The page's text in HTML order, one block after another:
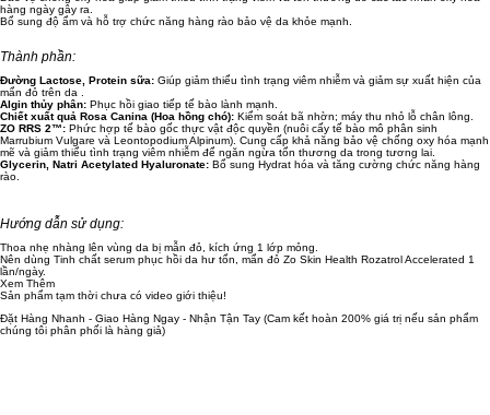
hàng ngày gây ra.
Bổ sung độ ẩm và hỗ trợ chức năng hàng rào bảo vệ da khỏe mạnh.
Thành phần:
Đường Lactose, Protein sữa: Giúp giảm thiểu tình trạng viêm nhiễm và giảm sự xuất hiện của
mẩn đỏ trên da .
Algin thủy phân: Phục hồi giao tiếp tế bào lành mạnh.
Chiết xuất quả Rosa Canina (Hoa hồng chó): Kiểm soát bã nhờn; máy thu nhỏ lỗ chân lông.
ZO RRS 2™: Phức hợp tế bào gốc thực vật độc quyền (nuôi cấy tế bào mô phân sinh
Marrubium Vulgare và Leontopodium Alpinum). Cung cấp khả năng bảo vệ chống oxy hóa mạnh
mẽ và giảm thiểu tình trạng viêm nhiễm để ngăn ngừa tổn thương da trong tương lai.
Glycerin, Natri Acetylated Hyaluronate: Bổ sung Hydrat hóa và tăng cường chức năng hàng
rào.
Hướng dẫn sử dụng:
Thoa nhẹ nhàng lên vùng da bị mẫn đỏ, kích ứng 1 lớp mỏng.
Nên dùng Tinh chất serum phục hồi da hư tổn, mẩn đỏ Zo Skin Health Rozatrol Accelerated 1
lần/ngày.
Xem Thêm
Sản phẩm tạm thời chưa có video giới thiệu!
Đặt Hàng Nhanh - Giao Hàng Ngay - Nhận Tận Tay (Cam kết hoàn 200% giá trị nếu sản phẩm
chúng tôi phân phối là hàng giả)